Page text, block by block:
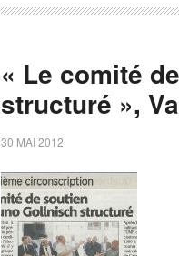
« Le comité
structuré »,
30 MAI 2012